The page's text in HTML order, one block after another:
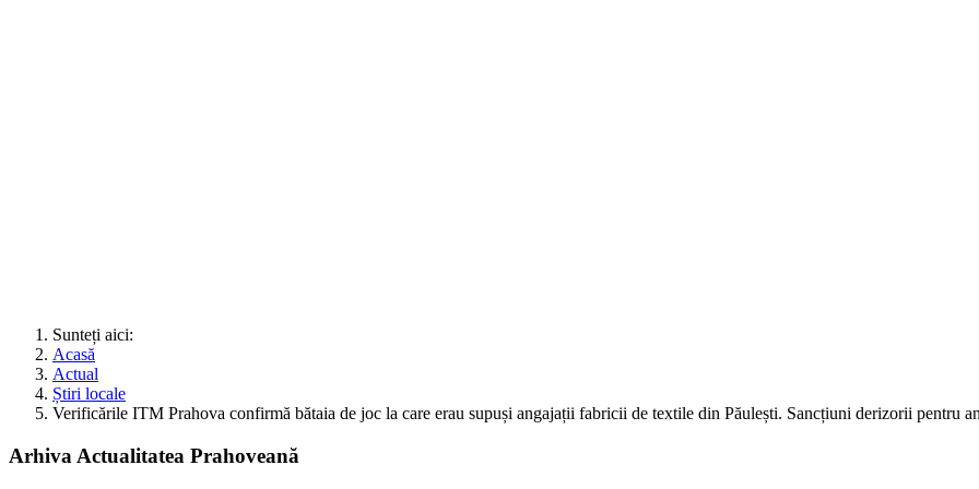
Sunteți aici:
Acasă
Actual
Știri locale
Verificările ITM Prahova confirmă bătaia de joc la care erau supuși angajații fabricii de textile din Păulești. Sancțiuni derizorii pentru
Arhiva Actualitatea Prahoveană